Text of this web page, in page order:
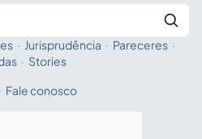
com a IA
· Jurisprudência · Pareceres ·
· Stories
· Fale conosco